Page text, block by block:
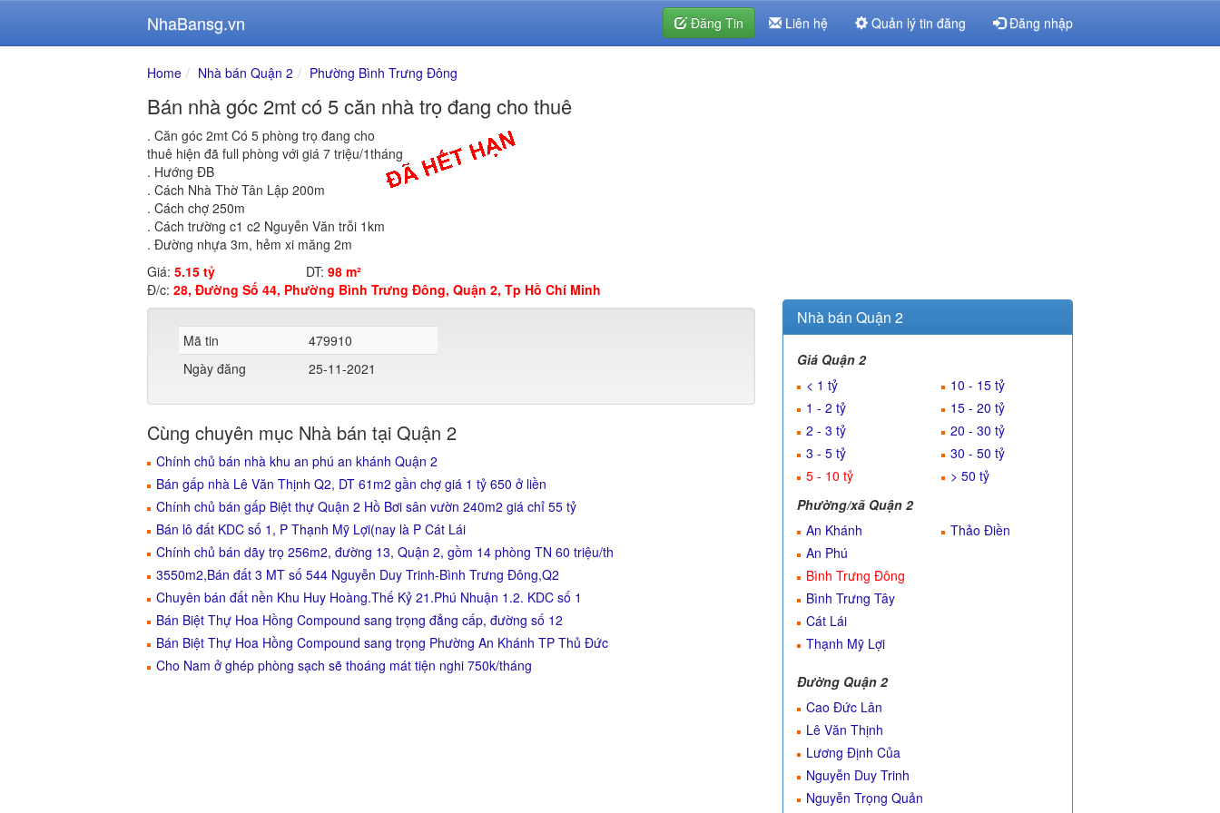
NhaBansg.vn Đăng Tin Liên hệ Quản lý tin đăng Đăng nhập
Home Nhà bán Quận 2 Phường Bình Trưng Đông
Bán nhà góc 2mt có 5 căn nhà trọ đang cho thuê
. Căn góc 2mt Có 5 phòng trọ đang cho
thuê hiện đã full phòng với giá 7 triệu/1tháng
. Hướng ĐB
. Cách Nhà Thờ Tân Lập 200m
. Cách chợ 250m
. Cách trường c1 c2 Nguyễn Văn trỗi 1km
. Đường nhựa 3m, hẻm xi măng 2m
Giá: 5.15 tỷ DT: 98 m²
Đ/c: 28, Đường Số 44, Phường Bình Trưng Đông, Quận 2, Tp Hồ Chí Minh
Mã tin
479910
Ngày đăng
25-11-2021
Cùng chuyên mục Nhà bán tại Quận 2
Chính chủ bán nhà khu an phú an khánh Quận 2
Bán gấp nhà Lê Văn Thịnh Q2, DT 61m2 gần chợ giá 1 tỷ 650 ở liền
Chính chủ bán gấp Biệt thự Quận 2 Hồ Bơi sân vườn 240m2 giá chỉ 55 tỷ
Bán lô đất KDC số 1, P Thạnh Mỹ Lợi(nay là P Cát Lái
Chính chủ bán dãy trọ 256m2, đường 13, Quận 2, gồm 14 phòng TN 60 triệu/th
3550m2,Bán đất 3 MT số 544 Nguyễn Duy Trinh-Bình Trưng Đông,Q2
Chuyên bán đất nền Khu Huy Hoàng.Thế Kỷ 21.Phú Nhuận 1.2. KDC số 1
Bán Biệt Thự Hoa Hồng Compound sang trọng đẳng cấp, đường số 12
Bán Biệt Thự Hoa Hồng Compound sang trọng Phường An Khánh TP Thủ Đức
Cho Nam ở ghép phòng sạch sẽ thoáng mát tiện nghi 750k/tháng
Nhà bán Quận 2
Giá Quận 2
< 1 tỷ
1 - 2 tỷ
2 - 3 tỷ
3 - 5 tỷ
5 - 10 tỷ
10 - 15 tỷ
15 - 20 tỷ
20 - 30 tỷ
30 - 50 tỷ
> 50 tỷ
Phường/xã Quận 2
An Khánh
An Phú
Bình Trưng Đông
Bình Trưng Tây
Cát Lái
Thạnh Mỹ Lợi
Thảo Điền
Đường Quận 2
Cao Đức Lân
Lê Văn Thịnh
Lương Định Của
Nguyễn Duy Trinh
Nguyễn Trọng Quản